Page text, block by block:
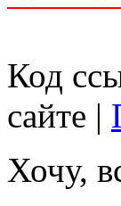
Код
сайте |
Хочу,